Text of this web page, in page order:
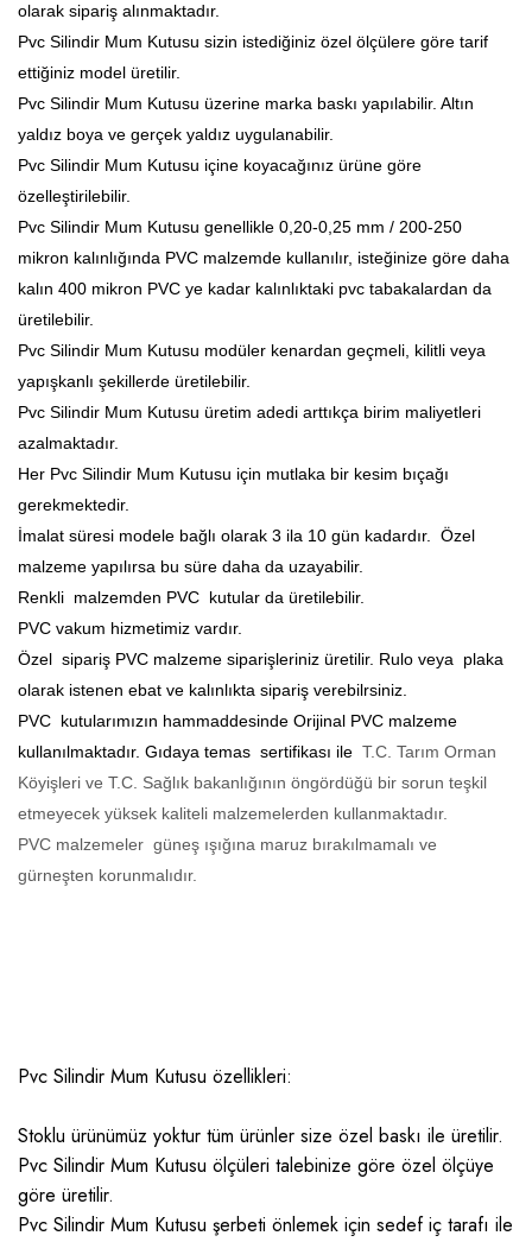
olarak sipariş alınmaktadır.
Pvc Silindir Mum Kutusu sizin istediğiniz özel ölçülere göre tarif
ettiğiniz model üretilir.
Pvc Silindir Mum Kutusu üzerine marka baskı yapılabilir. Altın
yaldız boya ve gerçek yaldız uygulanabilir.
Pvc Silindir Mum Kutusu içine koyacağınız ürüne göre
özelleştirilebilir.
Pvc Silindir Mum Kutusu genellikle 0,20-0,25 mm / 200-250
mikron kalınlığında PVC malzemde kullanılır, isteğinize göre daha
kalın 400 mikron PVC ye kadar kalınlıktaki pvc tabakalardan da
üretilebilir.
Pvc Silindir Mum Kutusu modüler kenardan geçmeli, kilitli veya
yapışkanlı şekillerde üretilebilir.
Pvc Silindir Mum Kutusu üretim adedi arttıkça birim maliyetleri
azalmaktadır.
Her Pvc Silindir Mum Kutusu için mutlaka bir kesim bıçağı
gerekmektedir.
İmalat süresi modele bağlı olarak 3 ila 10 gün kadardır. Özel
malzeme yapılırsa bu süre daha da uzayabilir.
Renkli malzemden PVC kutular da üretilebilir.
PVC vakum hizmetimiz vardır.
Özel sipariş PVC malzeme siparişleriniz üretilir. Rulo veya plaka
olarak istenen ebat ve kalınlıkta sipariş verebilrsiniz.
PVC kutularımızın hammaddesinde Orijinal PVC malzeme
kullanılmaktadır. Gıdaya temas sertifikası ile T.C. Tarım Orman
Köyişleri ve T.C. Sağlık bakanlığının öngördüğü bir sorun teşkil
etmeyecek yüksek kaliteli malzemelerden kullanmaktadır.
PVC malzemeler güneş ışığına maruz bırakılmamalı ve
gürneşten korunmalıdır.
Pvc Silindir Mum Kutusu özellikleri:
Stoklu ürünümüz yoktur tüm ürünler size özel baskı ile üretilir.
Pvc Silindir Mum Kutusu ölçüleri talebinize göre özel ölçüye
göre üretilir.
Pvc Silindir Mum Kutusu şerbeti önlemek için sedef iç tarafı ile